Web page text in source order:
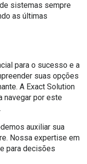
sistemas sempre
as últimas
para o sucesso e a
suas opções
A Exact Solution
navegar por este
auxiliar sua
Nossa expertise em
para decisões